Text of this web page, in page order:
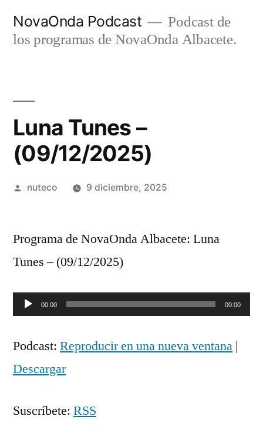
NovaOnda Podcast
Podcast de
los programas de NovaOnda Albacete.
Luna Tunes –
(09/12/2025)
Publicada
nuteco 9 diciembre, 2025
Programa de NovaOnda Albacete: Luna
Tunes – (09/12/2025)
Reproductor
audio
00:00 00:00
Podcast: Reproducir en una nueva ventana |
Descargar
Suscríbete: RSS